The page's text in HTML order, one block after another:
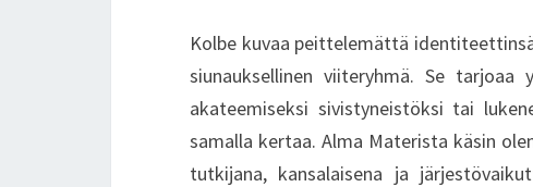
Kolbe kuvaa peittelemättä
siunauksellinen viiteryhmä. Se
akateemiseksi sivistyneistöksi tai
samalla kertaa. Alma Materista käsin
tutkijana, kansalaisena ja